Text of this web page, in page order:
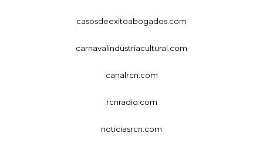
casosdeexitoabogados.com
carnavalindustriacultural.com
canalrcn.com
rcnradio.com
noticiasrcn.com